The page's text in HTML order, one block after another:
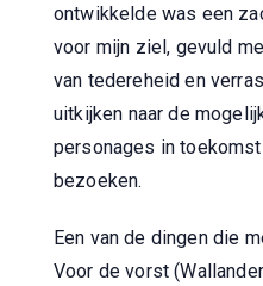
ontwikkelde was een
voor mijn ziel, gevuld
van tedereheid en
uitkijken naar de
personages in
bezoeken.
Een van de dingen die
Voor de vorst